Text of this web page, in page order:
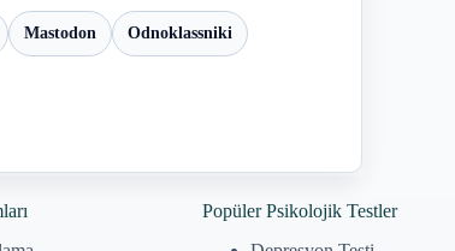
Mastodon Odnoklassniki
Popüler Psikolojik Testler